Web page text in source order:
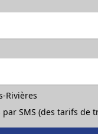
Rivières
par SMS (des tarifs